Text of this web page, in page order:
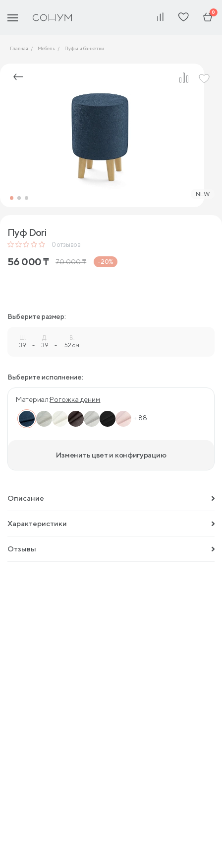
0
Главная Мебель Пуфы и банкетки
NEW
Пуф Dori
0 отзывов
56 000₸ 70 000₸ -20%
Выберите размер:
Ш.
39 -
Д.
39 -
В.
52 см
Выберите исполнение:
Материал:Рогожка деним
+ 88
Изменить цвет и конфигурацию
Описание
Характеристики
Отзывы